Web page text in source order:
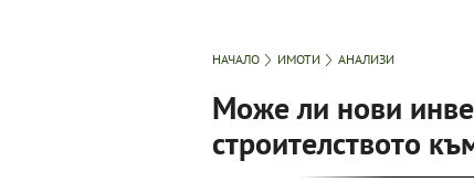
НАЧАЛО ИМОТИ АНАЛИЗИ
Може ли нови
строителството